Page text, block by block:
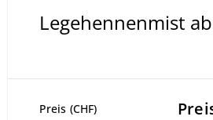
Legehennenmist
Preis (CHF)